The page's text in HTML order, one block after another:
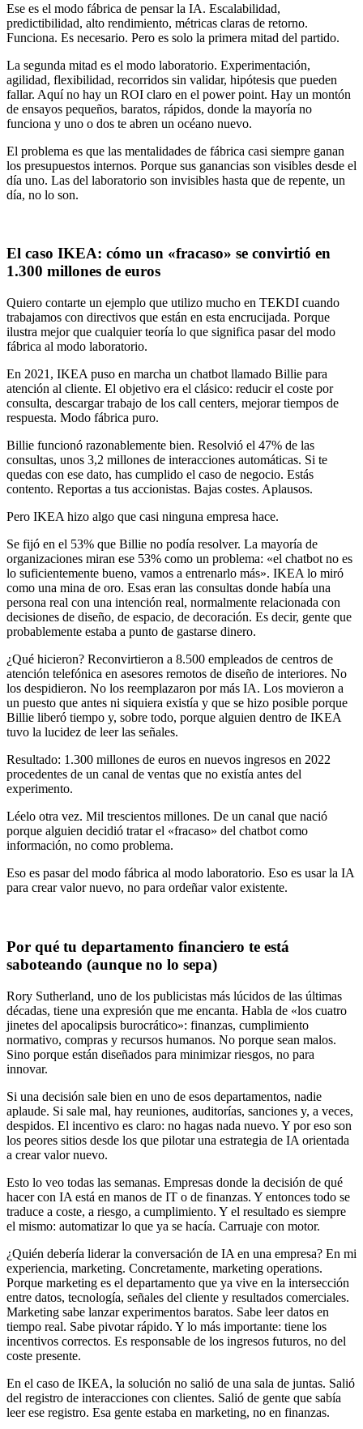
Ese es el modo fábrica de pensar la IA. Escalabilidad,
predictibilidad, alto rendimiento, métricas claras de retorno.
Funciona. Es necesario. Pero es solo la primera mitad del partido.
La segunda mitad es el modo laboratorio. Experimentación,
agilidad, flexibilidad, recorridos sin validar, hipótesis que pueden
fallar. Aquí no hay un ROI claro en el power point. Hay un montón
de ensayos pequeños, baratos, rápidos, donde la mayoría no
funciona y uno o dos te abren un océano nuevo.
El problema es que las mentalidades de fábrica casi siempre ganan
los presupuestos internos. Porque sus ganancias son visibles desde el
día uno. Las del laboratorio son invisibles hasta que de repente, un
día, no lo son.
El caso IKEA: cómo un «fracaso» se convirtió en
1.300 millones de euros
Quiero contarte un ejemplo que utilizo mucho en TEKDI cuando
trabajamos con directivos que están en esta encrucijada. Porque
ilustra mejor que cualquier teoría lo que significa pasar del modo
fábrica al modo laboratorio.
En 2021, IKEA puso en marcha un chatbot llamado Billie para
atención al cliente. El objetivo era el clásico: reducir el coste por
consulta, descargar trabajo de los call centers, mejorar tiempos de
respuesta. Modo fábrica puro.
Billie funcionó razonablemente bien. Resolvió el 47% de las
consultas, unos 3,2 millones de interacciones automáticas. Si te
quedas con ese dato, has cumplido el caso de negocio. Estás
contento. Reportas a tus accionistas. Bajas costes. Aplausos.
Pero IKEA hizo algo que casi ninguna empresa hace.
Se fijó en el 53% que Billie no podía resolver. La mayoría de
organizaciones miran ese 53% como un problema: «el chatbot no es
lo suficientemente bueno, vamos a entrenarlo más». IKEA lo miró
como una mina de oro. Esas eran las consultas donde había una
persona real con una intención real, normalmente relacionada con
decisiones de diseño, de espacio, de decoración. Es decir, gente que
probablemente estaba a punto de gastarse dinero.
¿Qué hicieron? Reconvirtieron a 8.500 empleados de centros de
atención telefónica en asesores remotos de diseño de interiores. No
los despidieron. No los reemplazaron por más IA. Los movieron a
un puesto que antes ni siquiera existía y que se hizo posible porque
Billie liberó tiempo y, sobre todo, porque alguien dentro de IKEA
tuvo la lucidez de leer las señales.
Resultado: 1.300 millones de euros en nuevos ingresos en 2022
procedentes de un canal de ventas que no existía antes del
experimento.
Léelo otra vez. Mil trescientos millones. De un canal que nació
porque alguien decidió tratar el «fracaso» del chatbot como
información, no como problema.
Eso es pasar del modo fábrica al modo laboratorio. Eso es usar la IA
para crear valor nuevo, no para ordeñar valor existente.
Por qué tu departamento financiero te está
saboteando (aunque no lo sepa)
Rory Sutherland, uno de los publicistas más lúcidos de las últimas
décadas, tiene una expresión que me encanta. Habla de «los cuatro
jinetes del apocalipsis burocrático»: finanzas, cumplimiento
normativo, compras y recursos humanos. No porque sean malos.
Sino porque están diseñados para minimizar riesgos, no para
innovar.
Si una decisión sale bien en uno de esos departamentos, nadie
aplaude. Si sale mal, hay reuniones, auditorías, sanciones y, a veces,
despidos. El incentivo es claro: no hagas nada nuevo. Y por eso son
los peores sitios desde los que pilotar una estrategia de IA orientada
a crear valor nuevo.
Esto lo veo todas las semanas. Empresas donde la decisión de qué
hacer con IA está en manos de IT o de finanzas. Y entonces todo se
traduce a coste, a riesgo, a cumplimiento. Y el resultado es siempre
el mismo: automatizar lo que ya se hacía. Carruaje con motor.
¿Quién debería liderar la conversación de IA en una empresa? En mi
experiencia, marketing. Concretamente, marketing operations.
Porque marketing es el departamento que ya vive en la intersección
entre datos, tecnología, señales del cliente y resultados comerciales.
Marketing sabe lanzar experimentos baratos. Sabe leer datos en
tiempo real. Sabe pivotar rápido. Y lo más importante: tiene los
incentivos correctos. Es responsable de los ingresos futuros, no del
coste presente.
En el caso de IKEA, la solución no salió de una sala de juntas. Salió
del registro de interacciones con clientes. Salió de gente que sabía
leer ese registro. Esa gente estaba en marketing, no en finanzas.